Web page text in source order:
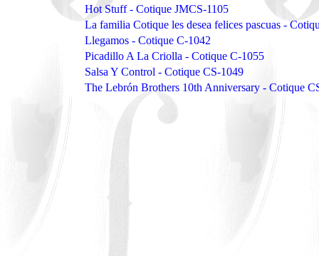
Hot Stuff - Cotique JMCS-1105
La familia Cotique les desea felices pascuas -
Llegamos - Cotique C-1042
Picadillo A La Criolla - Cotique C-1055
Salsa Y Control - Cotique CS-1049
The Lebrón Brothers 10th Anniversary - Cotique